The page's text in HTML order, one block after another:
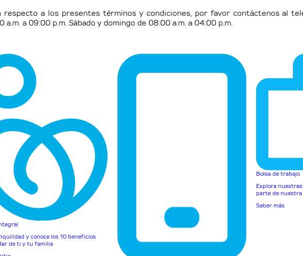
respecto a los presentes términos y condiciones, por favor contáctenos al
a 09:00 p.m. Sábado y domingo de 08:00 a.m. a 04:00 p.m.
y conoce los 10 beneficios
de ti y tu familia
Bolsa de trabajo
Explora
parte de
Saber más